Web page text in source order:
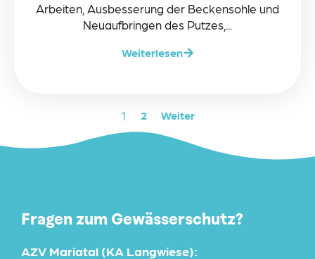
Arbeiten, Ausbesserung der Beckensohle und
Neuaufbringen des Putzes,...
Weiterlesen
1 2 Weiter
Fragen zum Gewässerschutz?
AZV Mariatal (KA Langwiese):